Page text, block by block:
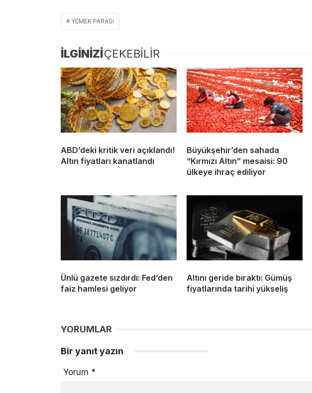
YEMEK PARASI
İLGİNİZİÇEKEBİLİR
ABD’deki kritik veri açıklandı!
Altın fiyatları kanatlandı
Büyükşehir’den sahada
“Kırmızı Altın” mesaisi: 90
ülkeye ihraç ediliyor
Ünlü gazete sızdırdı: Fed’den
faiz hamlesi geliyor
Altını geride bıraktı: Gümüş
fiyatlarında tarihi yükseliş
YORUMLAR
Bir yanıt yazın
Yorum *